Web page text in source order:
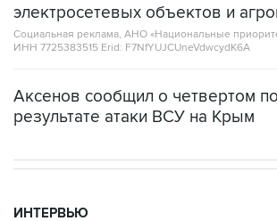
электросетевых объектов и
Социальная реклама, АНО «Национальные
ИНН 7725383515 Erid: F7NfYUJCUneVdwcydK6A
Аксенов сообщил о четвертом
результате атаки ВСУ на Крым
ИНТЕРВЬЮ